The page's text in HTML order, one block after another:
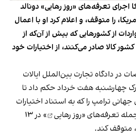
اجرای تعرفه‌های «روز رهایی» دونالد
را متوقف، و اعلام کرد او با اعمال
از کشورهایی که بیش از آن‌که از
کالا صادر می‌کنند، از اختیارات خود
در دادگاه تجارت بین‌الملل ایالات
چهارشنبه هفت خرداد حکم داد تا
ترامپ را که به استناد اختیارات
تعرفه‌های «روز رهایی
» در ۱۳
متوقف کند.